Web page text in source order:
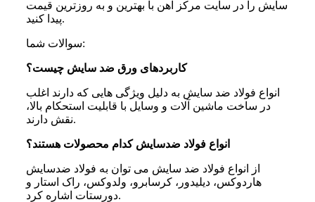
سایش را در سایت مرکز آهن با بهترین و به روزترین قیمت
پیدا کنید.
سوالات شما:
کاربردهای ورق ضد سایش چیست؟
انواع فولاد ضد سایش به دلیل ویژگی هایی که دارند اغلب
در ساخت ماشین آلات و وسایل با قابلیت استحکام بالا،
نقش دارند.
انواع فولاد ضدسایش کدام محصولات هستند؟
از انواع فولاد ضد سایش می توان به فولاد ضدسایش
هاردوکس، دیلیدور، کرسابرو، ولدوکس، راک استار و
دورستات اشاره کرد.